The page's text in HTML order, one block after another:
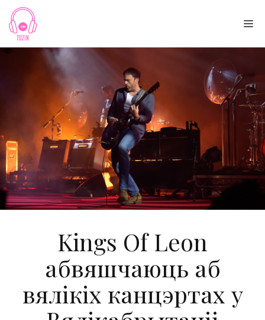
Skip
content
Kings Of Leon
абвяшчаюць аб
вялікіх канцэртах у